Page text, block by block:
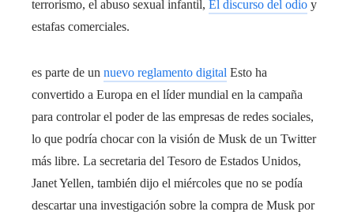
terrorismo, el abuso sexual infantil, El discurso del odio y
estafas comerciales.
es parte de un nuevo reglamento digital Esto ha
convertido a Europa en el líder mundial en la campaña
para controlar el poder de las empresas de redes sociales,
lo que podría chocar con la visión de Musk de un Twitter
más libre. La secretaria del Tesoro de Estados Unidos,
Janet Yellen, también dijo el miércoles que no se podía
descartar una investigación sobre la compra de Musk por